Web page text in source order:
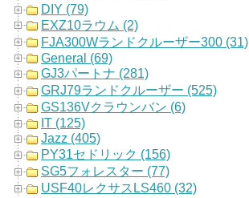
DIY (79)
EXZ10ラウム (2)
FJA300Wランドクルーザー300 (31)
General (69)
GJ3パートナ (281)
GRJ79ランドクルーザー (525)
GS136Vクラウンバン (6)
IT (125)
Jazz (405)
PY31セドリック (156)
SG5フォレスター (77)
USF40レクサスLS460 (32)